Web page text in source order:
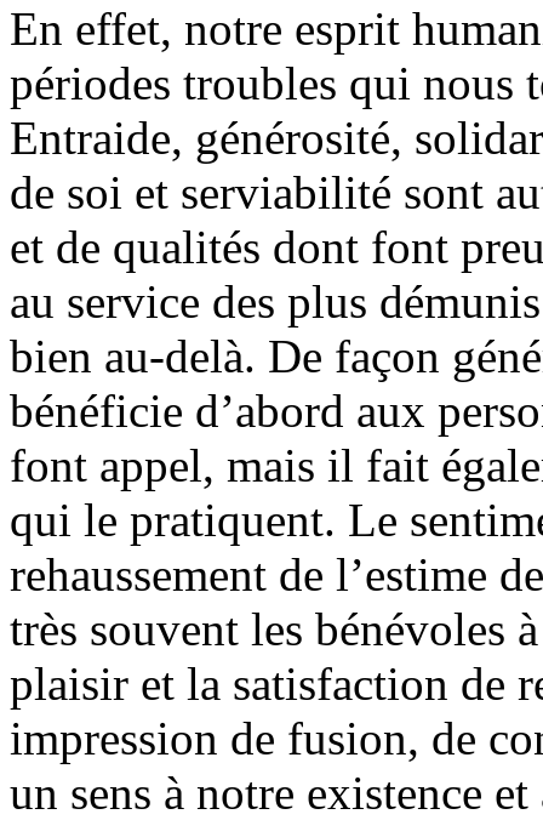
En effet, notre esprit
périodes troubles qui nous
Entraide, générosité,
de soi et serviabilité sont
et de qualités dont font
au service des plus
bien au-delà. De façon
bénéficie d’abord aux
font appel, mais il fait
qui le pratiquent. Le
rehaussement de l’estime
très souvent les bénévoles
plaisir et la satisfaction de
impression de fusion, de
un sens à notre existence